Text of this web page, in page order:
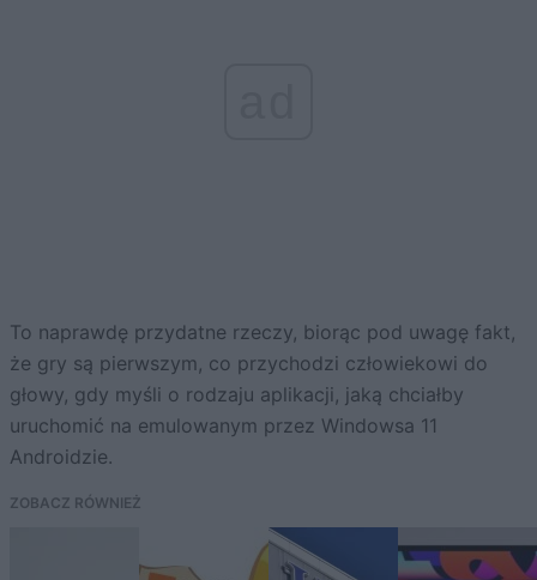
To naprawdę przydatne rzeczy, biorąc pod uwagę fakt,
że gry są pierwszym, co przychodzi człowiekowi do
głowy, gdy myśli o rodzaju aplikacji, jaką chciałby
uruchomić na emulowanym przez Windowsa 11
Androidzie.
ZOBACZ RÓWNIEŻ